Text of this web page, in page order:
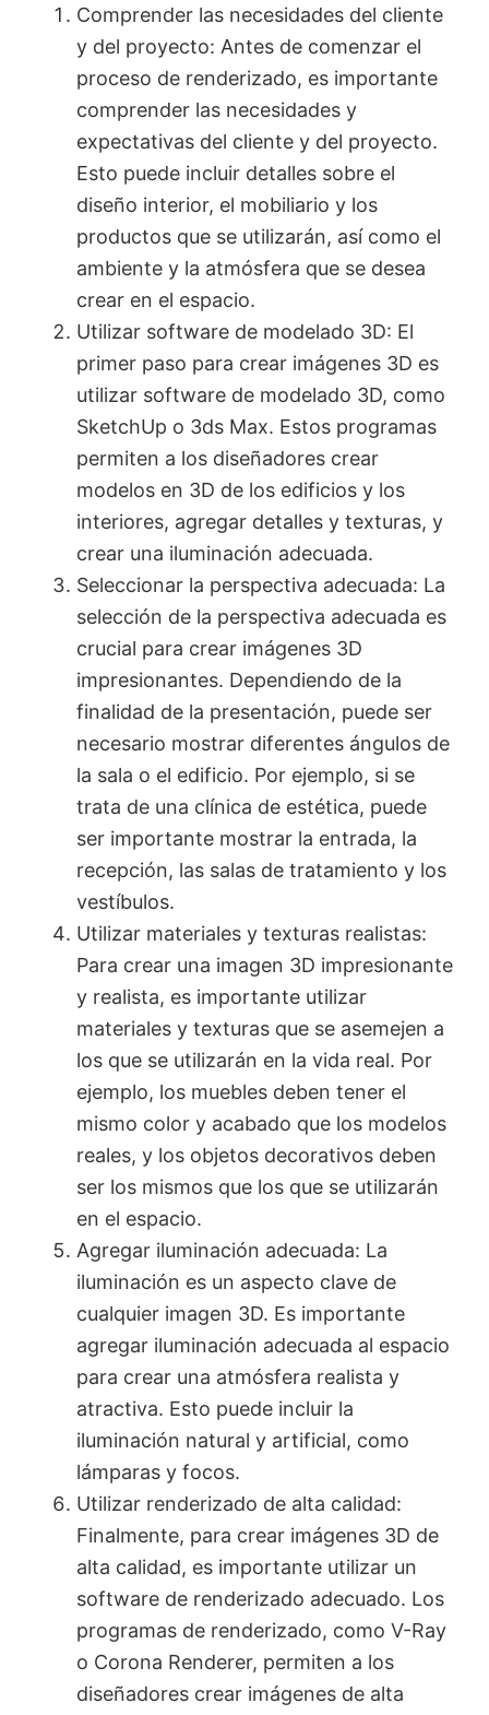
Comprender las necesidades del cliente
y del proyecto: Antes de comenzar el
proceso de renderizado, es importante
comprender las necesidades y
expectativas del cliente y del proyecto.
Esto puede incluir detalles sobre el
diseño interior, el mobiliario y los
productos que se utilizarán, así como el
ambiente y la atmósfera que se desea
crear en el espacio.
Utilizar software de modelado 3D: El
primer paso para crear imágenes 3D es
utilizar software de modelado 3D, como
SketchUp o 3ds Max. Estos programas
permiten a los diseñadores crear
modelos en 3D de los edificios y los
interiores, agregar detalles y texturas, y
crear una iluminación adecuada.
Seleccionar la perspectiva adecuada: La
selección de la perspectiva adecuada es
crucial para crear imágenes 3D
impresionantes. Dependiendo de la
finalidad de la presentación, puede ser
necesario mostrar diferentes ángulos de
la sala o el edificio. Por ejemplo, si se
trata de una clínica de estética, puede
ser importante mostrar la entrada, la
recepción, las salas de tratamiento y los
vestíbulos.
Utilizar materiales y texturas realistas:
Para crear una imagen 3D impresionante
y realista, es importante utilizar
materiales y texturas que se asemejen a
los que se utilizarán en la vida real. Por
ejemplo, los muebles deben tener el
mismo color y acabado que los modelos
reales, y los objetos decorativos deben
ser los mismos que los que se utilizarán
en el espacio.
Agregar iluminación adecuada: La
iluminación es un aspecto clave de
cualquier imagen 3D. Es importante
agregar iluminación adecuada al espacio
para crear una atmósfera realista y
atractiva. Esto puede incluir la
iluminación natural y artificial, como
lámparas y focos.
Utilizar renderizado de alta calidad:
Finalmente, para crear imágenes 3D de
alta calidad, es importante utilizar un
software de renderizado adecuado. Los
programas de renderizado, como V-Ray
o Corona Renderer, permiten a los
diseñadores crear imágenes de alta